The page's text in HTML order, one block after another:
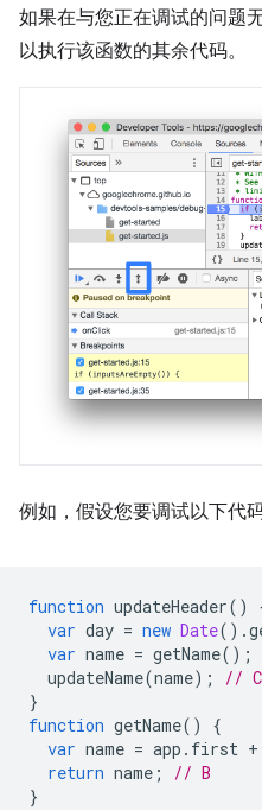
如果在与您正在调试的问题
以执行该函数的其余代码。
例如，假设您要调试以下代码
function updateHeader()
var day = new Date().
var name = getName();
updateName(name);
// C
}
function getName()
{
var name = app . first +
return name ;
// B
}